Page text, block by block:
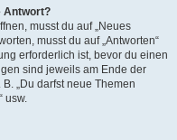
Antwort?
musst du auf „Neues
musst du auf „Antworten“
erforderlich ist, bevor du einen
sind jeweils am Ende der
„Du darfst neue Themen
usw.